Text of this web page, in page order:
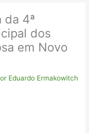
da 4ª
dos
em Novo
Eduardo Ermakowitch